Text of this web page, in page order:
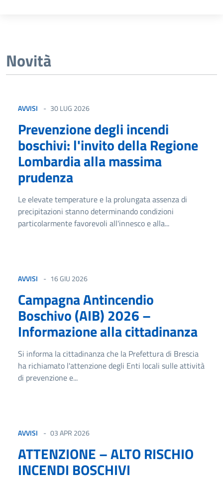
Novità
AVVISI 30 LUG 2026
Prevenzione degli incendi
boschivi: l'invito della Regione
Lombardia alla massima
prudenza
Le elevate temperature e la prolungata assenza di
precipitazioni stanno determinando condizioni
particolarmente favorevoli all'innesco e alla...
AVVISI 16 GIU 2026
Campagna Antincendio
Boschivo (AIB) 2026 –
Informazione alla cittadinanza
Si informa la cittadinanza che la Prefettura di Brescia
ha richiamato l'attenzione degli Enti locali sulle attività
di prevenzione e...
AVVISI 03 APR 2026
ATTENZIONE – ALTO RISCHIO
INCENDI BOSCHIVI